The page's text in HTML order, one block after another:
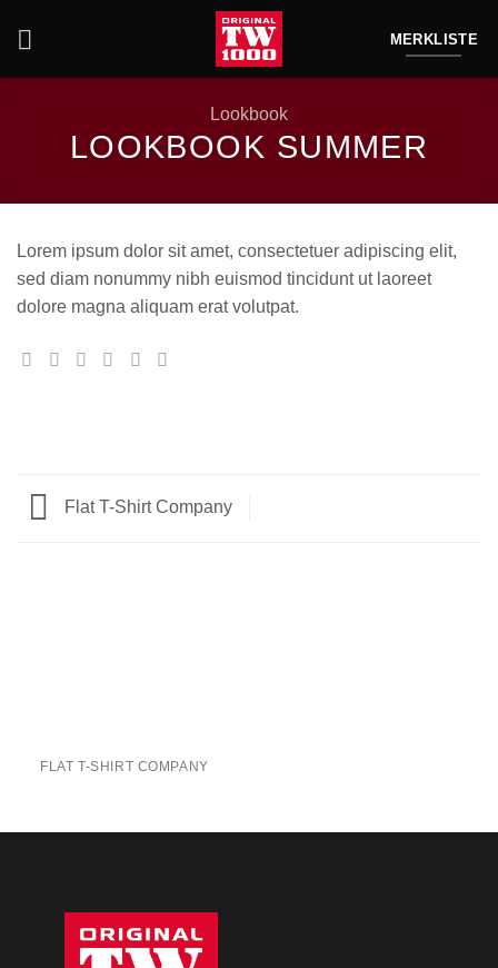
MERKLISTE
Lookbook
LOOKBOOK SUMMER
Lorem ipsum dolor sit amet, consectetuer adipiscing elit,
sed diam nonummy nibh euismod tincidunt ut laoreet
dolore magna aliquam erat volutpat.
Flat T-Shirt Company
FLAT T-SHIRT COMPANY